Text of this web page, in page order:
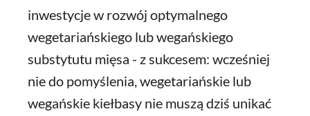
inwestycje w rozwój optymalnego
wegetariańskiego lub wegańskiego
substytutu mięsa - z sukcesem: wcześniej
nie do pomyślenia, wegetariańskie lub
wegańskie kiełbasy nie muszą dziś unikać